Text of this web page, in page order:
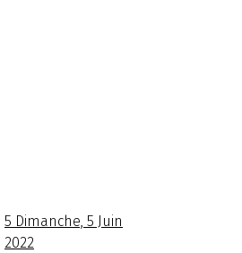
5 Dimanche, 5 Juin
2022